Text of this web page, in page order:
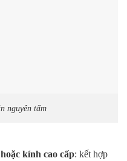
nguyên tấm
kính cao cấp: kết hợp